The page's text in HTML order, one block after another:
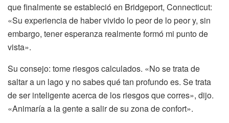
que finalmente se estableció en Bridgeport, Connecticut:
«Su experiencia de haber vivido lo peor de lo peor y, sin
embargo, tener esperanza realmente formó mi punto de
vista».
Su consejo: tome riesgos calculados. «No se trata de
saltar a un lago y no sabes qué tan profundo es. Se trata
de ser inteligente acerca de los riesgos que corres», dijo.
«Animaría a la gente a salir de su zona de confort».